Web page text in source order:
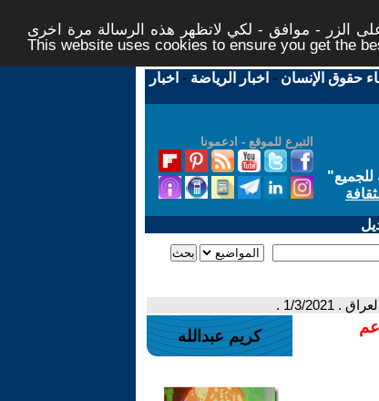
الزر - موافق - لكي لاتظهر هذه الرسالة مرة اخرى -
This website uses cookies to ensure you get the
حقوق الإنسان - اخبار الرياضة - اخبار
التبرع للموقع - ادعمونا
"
3/2021 .
كريم عبدالله